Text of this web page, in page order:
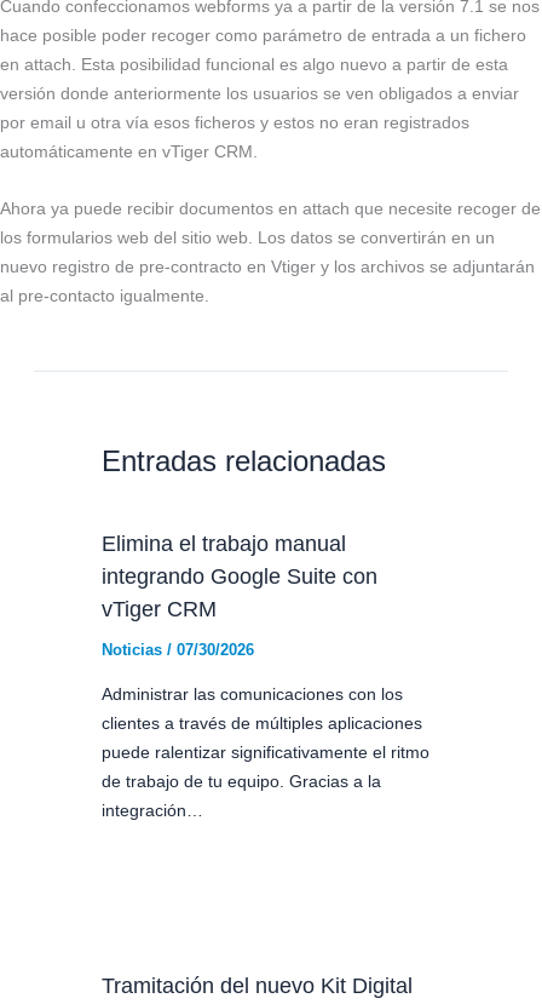
Cuando confeccionamos webforms ya a partir de la versión 7.1 se nos
hace posible poder recoger como parámetro de entrada a un fichero
en attach. Esta posibilidad funcional es algo nuevo a partir de esta
versión donde anteriormente los usuarios se ven obligados a enviar
por email u otra vía esos ficheros y estos no eran registrados
automáticamente en vTiger CRM.
Ahora ya puede recibir documentos en attach que necesite recoger de
los formularios web del sitio web. Los datos se convertirán en un
nuevo registro de pre-contracto en Vtiger y los archivos se adjuntarán
al pre-contacto igualmente.
Entradas relacionadas
Elimina el trabajo manual
integrando Google Suite con
vTiger CRM
Noticias / 07/30/2026
Administrar las comunicaciones con los
clientes a través de múltiples aplicaciones
puede ralentizar significativamente el ritmo
de trabajo de tu equipo. Gracias a la
integración…
Tramitación del nuevo Kit Digital